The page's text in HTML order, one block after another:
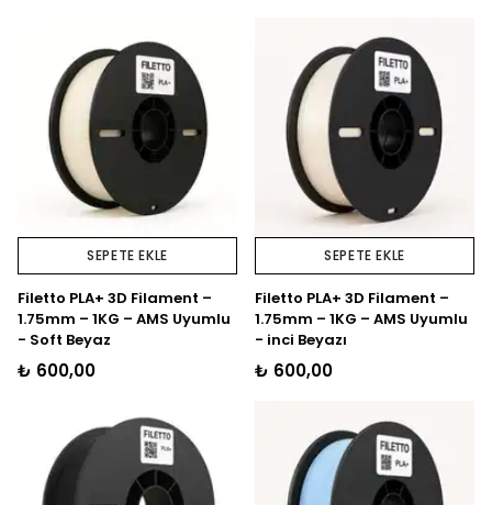
SEPETE EKLE
Filetto PLA+ 3D Filament –
1.75mm – 1KG – AMS Uyumlu
- Soft Beyaz
₺ 600,00
SEPETE EKLE
Filetto PLA+ 3D Filament –
1.75mm – 1KG – AMS Uyumlu
- inci Beyazı
₺ 600,00